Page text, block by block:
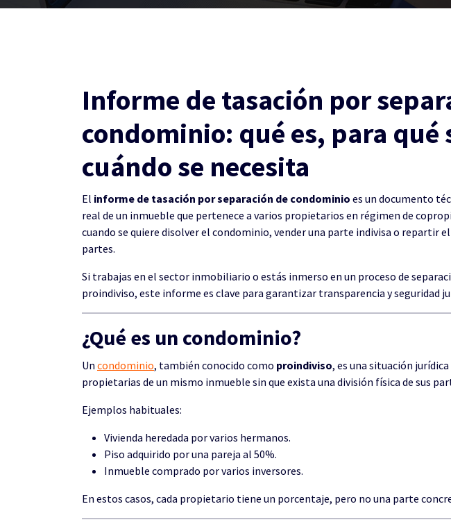
Informe de tasación por
condominio: qué es, para qué
cuándo se necesita
El informe de tasación por separación de condominio es un documento
real de un inmueble que pertenece a varios propietarios en régimen de
cuando se quiere disolver el condominio, vender una parte indivisa o repartir
partes.
Si trabajas en el sector inmobiliario o estás inmerso en un proceso de
proindiviso, este informe es clave para garantizar transparencia y seguridad
¿Qué es un condominio?
Un condominio, también conocido como proindiviso, es una situación
propietarias de un mismo inmueble sin que exista una división física de sus
Ejemplos habituales:
Vivienda heredada por varios hermanos.
Piso adquirido por una pareja al 50%.
Inmueble comprado por varios inversores.
En estos casos, cada propietario tiene un porcentaje, pero no una parte